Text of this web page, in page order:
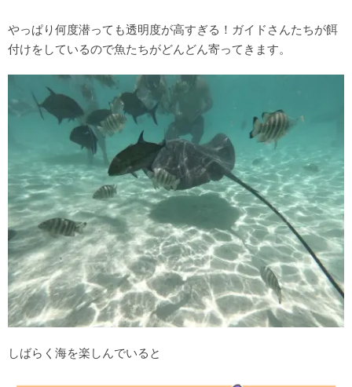
やっぱり何度潜っても透明度が高すぎる！ガイドさんたちが餌
付けをしているので魚たちがどんどん寄ってきます。
しばらく海を楽しんでいると